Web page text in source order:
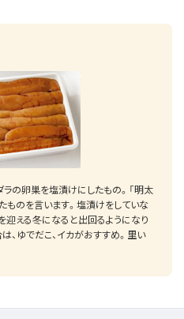
ラの卵巣を塩漬けにしたもの。「明太
ものを言います。塩漬けをしていな
迎える冬になると出回るようになり
、ゆでだこ、イカがおすすめ。里い